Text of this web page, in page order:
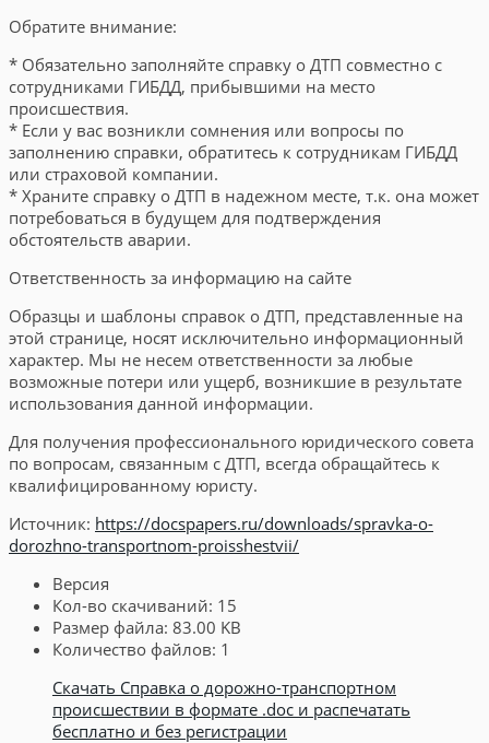
Обратите внимание:
* Обязательно заполняйте справку о ДТП совместно с
сотрудниками ГИБДД, прибывшими на место
происшествия.
* Если у вас возникли сомнения или вопросы по
заполнению справки, обратитесь к сотрудникам ГИБДД
или страховой компании.
* Храните справку о ДТП в надежном месте, т.к. она может
потребоваться в будущем для подтверждения
обстоятельств аварии.
Ответственность за информацию на сайте
Образцы и шаблоны справок о ДТП, представленные на
этой странице, носят исключительно информационный
характер. Мы не несем ответственности за любые
возможные потери или ущерб, возникшие в результате
использования данной информации.
Для получения профессионального юридического совета
по вопросам, связанным с ДТП, всегда обращайтесь к
квалифицированному юристу.
Источник: https://docspapers.ru/downloads/spravka-o-
dorozhno-transportnom-proisshestvii/
Версия
Кол-во скачиваний: 15
Размер файла: 83.00 KB
Количество файлов: 1
Скачать Справка о дорожно-транспортном
происшествии в формате .doc и распечатать
бесплатно и без регистрации